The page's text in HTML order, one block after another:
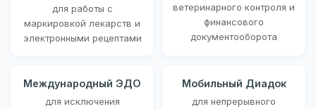
для работы с
маркировкой лекарств и
электронными рецептами
ветеринарного контроля и
финансового
документооборота
Международный ЭДО
для исключения
Мобильный Диадок
для непрерывного